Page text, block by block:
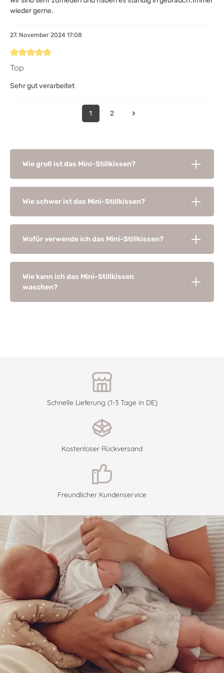
wieder gerne.
27. November 2024 17:08
Bewertung mit 5 von 5 Sternen
Top
Sehr gut verarbeitet
1 2
Wie groß ist das Mini-Stillkissen?
Wie schwer ist das Mini-Stillkissen?
Wofür verwende ich das Mini-Stillkissen?
Wie kann ich das Mini-Stillkissen
waschen?
Schnelle Lieferung (1-3 Tage in DE)
Kostenloser Rückversand
Freundlicher Kundenservice